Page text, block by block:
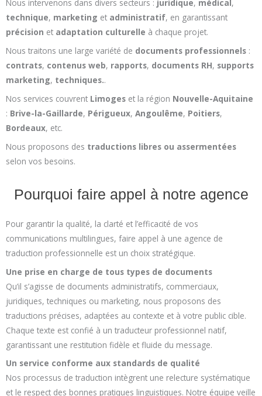
Nous intervenons dans divers secteurs : juridique, médical,
technique, marketing et administratif, en garantissant
précision et adaptation culturelle à chaque projet.
Nous traitons une large variété de documents professionnels :
contrats, contenus web, rapports, documents RH, supports
marketing, techniques..
Nos services couvrent Limoges et la région Nouvelle-Aquitaine
: Brive-la-Gaillarde, Périgueux, Angoulême, Poitiers,
Bordeaux, etc.
Nous proposons des traductions libres ou assermentées
selon vos besoins.
Pourquoi faire appel à notre agence
Pour garantir la qualité, la clarté et l’efficacité de vos
communications multilingues, faire appel à une agence de
traduction professionnelle est un choix stratégique.
Une prise en charge de tous types de documents
Qu’il s’agisse de documents administratifs, commerciaux,
juridiques, techniques ou marketing, nous proposons des
traductions précises, adaptées au contexte et à votre public cible.
Chaque texte est confié à un traducteur professionnel natif,
garantissant une restitution fidèle et fluide du message.
Un service conforme aux standards de qualité
Nos processus de traduction intègrent une relecture systématique
et le respect des bonnes pratiques linguistiques. Notre équipe veille